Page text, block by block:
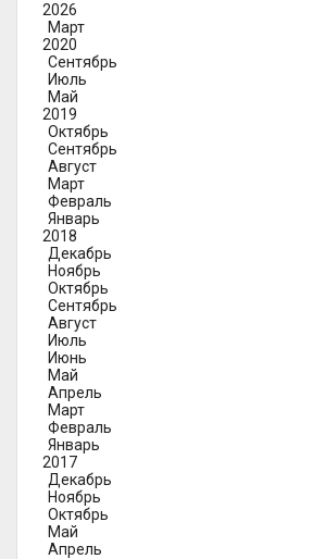
2026
Март
2020
Сентябрь
Июль
Май
2019
Октябрь
Сентябрь
Август
Март
Февраль
Январь
2018
Декабрь
Ноябрь
Октябрь
Сентябрь
Август
Июль
Июнь
Май
Апрель
Март
Февраль
Январь
2017
Декабрь
Ноябрь
Октябрь
Май
Апрель